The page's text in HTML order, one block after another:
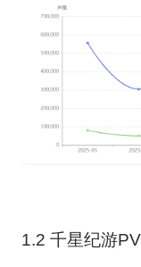
1.2 千星纪游